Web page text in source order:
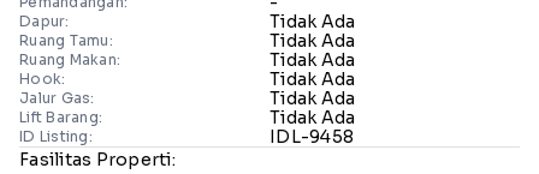
Dapur: Tidak Ada
Ruang Tamu: Tidak Ada
Ruang Makan: Tidak Ada
Hook: Tidak Ada
Jalur Gas: Tidak Ada
Lift Barang: Tidak Ada
ID Listing:
IDL-9458
Fasilitas Properti: